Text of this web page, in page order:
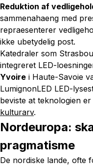
Reduktion af
sammenahaeng med
repraesenterer
ikke ubetydelig post.
Katedraler som
integreret LED-
Yvoire i Haute-Savoie
LumignonLED LED-
beviste at teknologien er
kulturarv.
Nordeuropa:
pragmatisme
De nordiske lande, ofte